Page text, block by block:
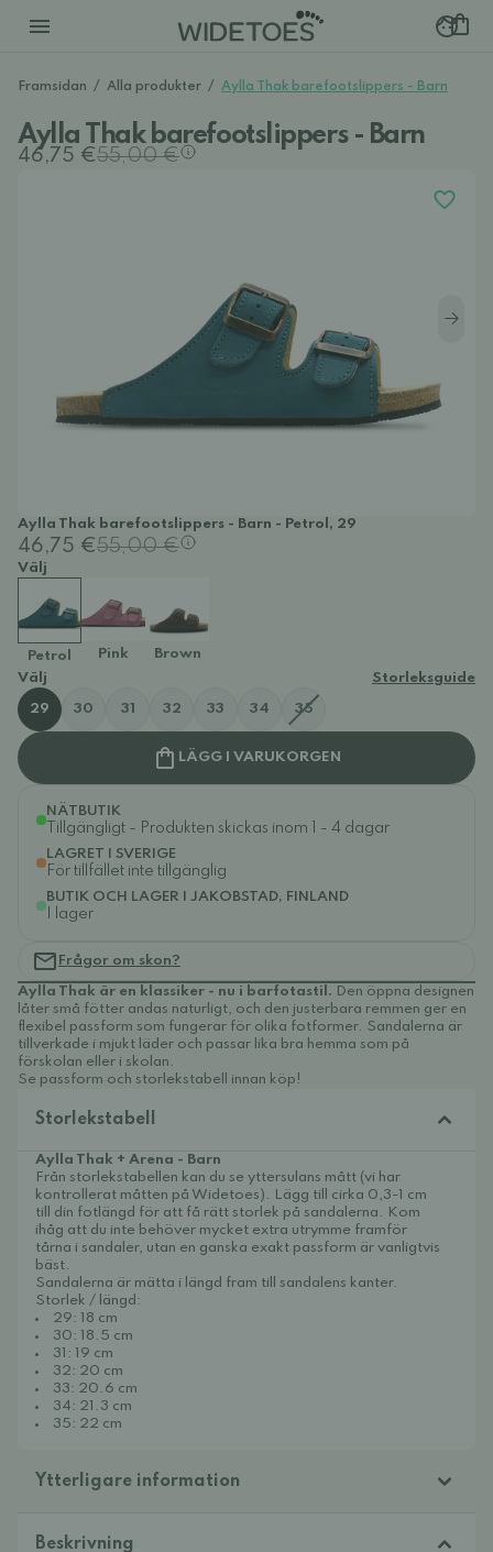
Framsidan / Alla produkter / Aylla Thak barefootslippers - Barn
Aylla Thak barefootslippers - Barn
46,75 €55,00 €
Aylla Thak barefootslippers - Barn - Petrol, 29
46,75 €55,00 €
Välj
Petrol Pink
Brown
Välj
Storleksguide
29 30 31 32 33 34 35
LÄGG I VARUKORGEN
NÄTBUTIK
Tillgängligt - Produkten skickas inom 1 - 4 dagar
LAGRET I SVERIGE
För tillfället inte tillgänglig
BUTIK OCH LAGER I JAKOBSTAD, FINLAND
I lager
Frågor om skon?
Aylla Thak är en klassiker - nu i barfotastil. Den öppna designen
låter små fötter andas naturligt, och den justerbara remmen ger en
flexibel passform som fungerar för olika fotformer. Sandalerna är
tillverkade i mjukt läder och passar lika bra hemma som på
förskolan eller i skolan.
Se passform och storlekstabell innan köp!
Storlekstabell
Aylla Thak + Arena - Barn
Från storlekstabellen kan du se yttersulans mått (vi har
kontrollerat måtten på Widetoes). Lägg till cirka 0,3-1 cm
till din fotlängd för att få rätt storlek på sandalerna. Kom
ihåg att du inte behöver mycket extra utrymme framför
tårna i sandaler, utan en ganska exakt passform är vanligtvis
bäst.
Sandalerna är mätta i längd fram till sandalens kanter.
Storlek / längd:
29: 18 cm
30: 18.5 cm
31: 19 cm
32: 20 cm
33: 20.6 cm
34: 21.3 cm
35: 22 cm
Ytterligare information
Beskrivning